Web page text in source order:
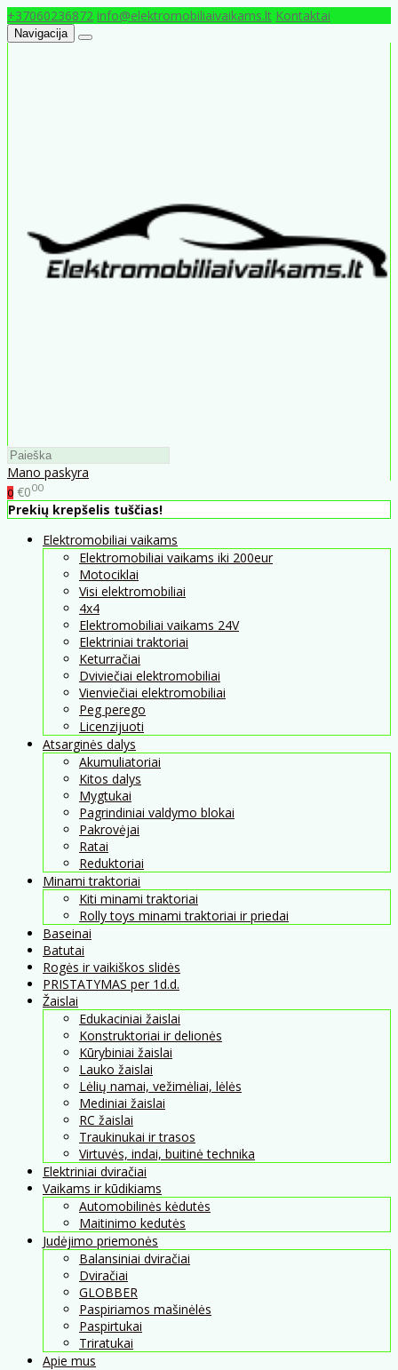
+37060236872 info@elektromobiliaivaikams.lt Kontaktai
Navigacija
Mano paskyra
0 €000
Prekių krepšelis tuščias!
Elektromobiliai vaikams
Elektromobiliai vaikams iki 200eur
Motociklai
Visi elektromobiliai
4x4
Elektromobiliai vaikams 24V
Elektriniai traktoriai
Keturračiai
Dviviečiai elektromobiliai
Vienviečiai elektromobiliai
Peg perego
Licenzijuoti
Atsarginės dalys
Akumuliatoriai
Kitos dalys
Mygtukai
Pagrindiniai valdymo blokai
Pakrovėjai
Ratai
Reduktoriai
Minami traktoriai
Kiti minami traktoriai
Rolly toys minami traktoriai ir priedai
Baseinai
Batutai
Rogės ir vaikiškos slidės
PRISTATYMAS per 1d.d.
Žaislai
Edukaciniai žaislai
Konstruktoriai ir delionės
Kūrybiniai žaislai
Lauko žaislai
Lėlių namai, vežimėliai, lėlės
Mediniai žaislai
RC žaislai
Traukinukai ir trasos
Virtuvės, indai, buitinė technika
Elektriniai dviračiai
Vaikams ir kūdikiams
Automobilinės kėdutės
Maitinimo kedutės
Judėjimo priemonės
Balansiniai dviračiai
Dviračiai
GLOBBER
Paspiriamos mašinėlės
Paspirtukai
Triratukai
Apie mus